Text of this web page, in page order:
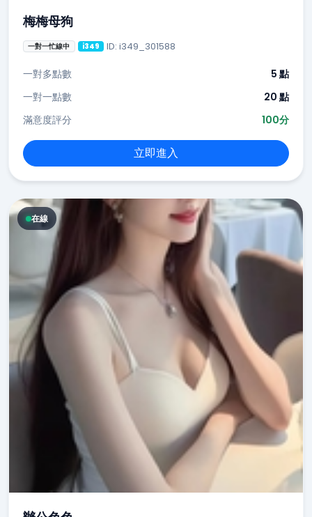
梅梅母狗
一對一忙線中 i349 ID: i349_301588
一對多點數
5 點
一對一點數
20 點
滿意度評分
100分
立即進入
在線